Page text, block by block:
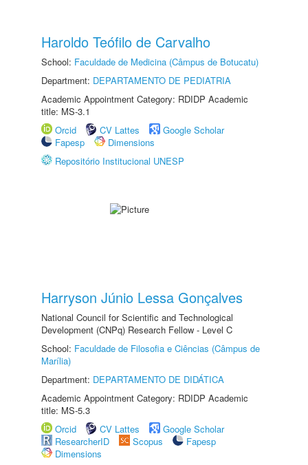
Haroldo Teófilo de Carvalho
School: Faculdade de Medicina (Câmpus de Botucatu)
Department: DEPARTAMENTO DE PEDIATRIA
Academic Appointment Category: RDIDP Academic
title: MS-3.1
Orcid
CV Lattes
Google Scholar
Fapesp
Dimensions
Repositório Institucional UNESP
Harryson Júnio Lessa Gonçalves
National Council for Scientific and Technological
Development (CNPq) Research Fellow - Level C
School: Faculdade de Filosofia e Ciências (Câmpus de
Marília)
Department: DEPARTAMENTO DE DIDÁTICA
Academic Appointment Category: RDIDP Academic
title: MS-5.3
Orcid
CV Lattes
Google Scholar
ResearcherID
Scopus
Fapesp
Dimensions